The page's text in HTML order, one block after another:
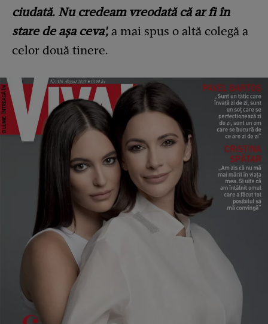
ciudată. Nu credeam vreodată că ar fi în
stare de așa ceva', a mai spus o altă colegă a
celor două tinere.